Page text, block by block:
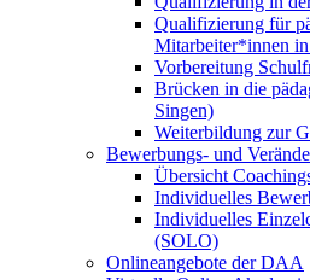
Qualifizierung für
Mitarbeiter*innen in
Vorbereitung
Brücken in die
Singen)
Weiterbildung zur
Bewerbungs- und
Übersicht
Individuelles
Individuelles
(SOLO)
Onlineangebote der DAA